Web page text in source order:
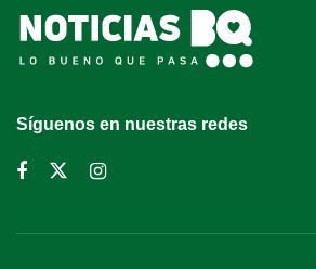
Síguenos en nuestras redes